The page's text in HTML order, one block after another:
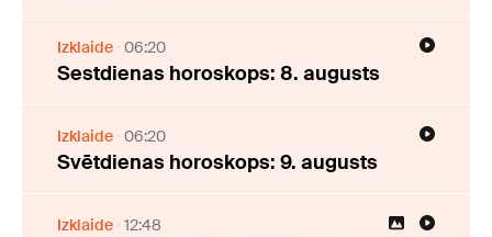
Izklaide 06:20
Sestdienas horoskops: 8. augusts
Izklaide 06:20
Svētdienas horoskops: 9. augusts
Izklaide 12:48